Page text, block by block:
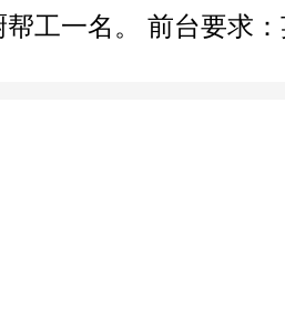
工一名。 前台要求